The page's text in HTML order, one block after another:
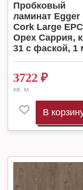
Пробковый
ламинат Egger
Cork Large
Орех Саррия,
31 с фаской, 1
3722 ₽
кв. м.
В